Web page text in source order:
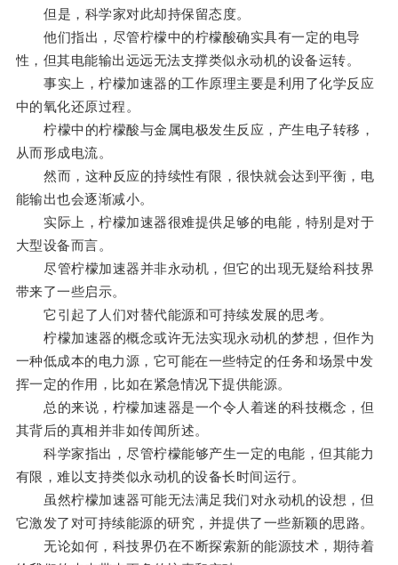
但是，科学家对此却持保留态度。
他们指出，尽管柠檬中的柠檬酸确实具有一定的电导
性，但其电能输出远远无法支撑类似永动机的设备运转。
事实上，柠檬加速器的工作原理主要是利用了化学反应
中的氧化还原过程。
柠檬中的柠檬酸与金属电极发生反应，产生电子转移，
从而形成电流。
然而，这种反应的持续性有限，很快就会达到平衡，电
能输出也会逐渐减小。
实际上，柠檬加速器很难提供足够的电能，特别是对于
大型设备而言。
尽管柠檬加速器并非永动机，但它的出现无疑给科技界
带来了一些启示。
它引起了人们对替代能源和可持续发展的思考。
柠檬加速器的概念或许无法实现永动机的梦想，但作为
一种低成本的电力源，它可能在一些特定的任务和场景中发
挥一定的作用，比如在紧急情况下提供能源。
总的来说，柠檬加速器是一个令人着迷的科技概念，但
其背后的真相并非如传闻所述。
科学家指出，尽管柠檬能够产生一定的电能，但其能力
有限，难以支持类似永动机的设备长时间运行。
虽然柠檬加速器可能无法满足我们对永动机的设想，但
它激发了对可持续能源的研究，并提供了一些新颖的思路。
无论如何，科技界仍在不断探索新的能源技术，期待着